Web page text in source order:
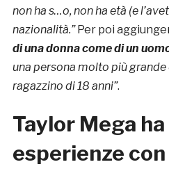
non ha s…o, non ha età (e
nazionalità.” Per poi
di una donna come di un
una persona molto più grande
ragazzino di 18 anni”.
Taylor Mega
esperienze con